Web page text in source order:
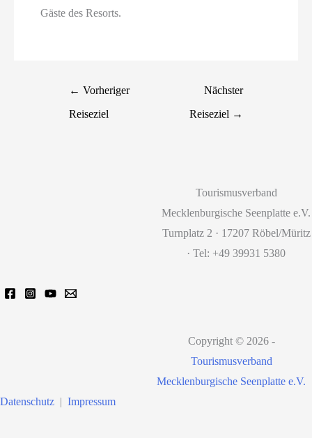
Gäste des Resorts.
← Vorheriger
Reiseziel
Nächster
Reiseziel →
Tourismusverband
Mecklenburgische Seenplatte e.V.
Turnplatz 2 · 17207 Röbel/Müritz
· Tel: +49 39931 5380
Copyright © 2026 -
Tourismusverband
Mecklenburgische Seenplatte e.V.
Datenschutz | Impressum